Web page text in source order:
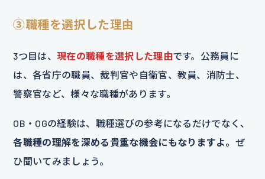
③職種を選択した理由
3つ目は、 現在の職種を選択した理由です。公務員に
は、各省庁の職員、裁判官や自衛官、教員、消防士、
警察官など、様々な職種があります。
OB・OGの経験は、職種選びの参考になるだけでなく、
各職種の理解を深める貴重な機会にもなりますよ。 ぜ
ひ聞いてみましょう。